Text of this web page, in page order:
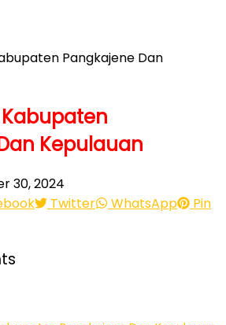
Pangkajene Dan
Kepulauan
30, 2024
Twitter WhatsApp
Pin